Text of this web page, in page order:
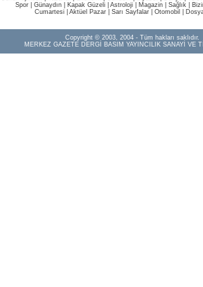
Spor
Günaydın Kapak Güzeli Astroloji Magazin Sağlık
Cumartesi| Aktüel Pazar| Sarı Sayfalar| Otomobil
Copyright © 2003, 2004 - Tüm hakları saklıdır.
MERKEZ GAZETE DERGİ BASIM YAYINCILIK SANAYİ VE